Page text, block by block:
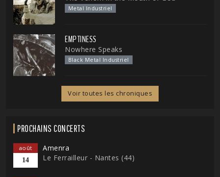
Metal Industriel
EMPTINESS
Nowhere Speaks
Black Metal Industriel
Voir toutes les chroniques
PROCHAINS CONCERTS
août
14
Amenra
Le Ferrailleur - Nantes (44)